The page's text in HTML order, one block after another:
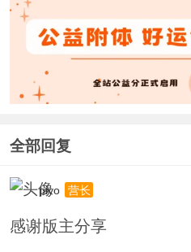
全部回复
piyo 营长
感谢版主分享